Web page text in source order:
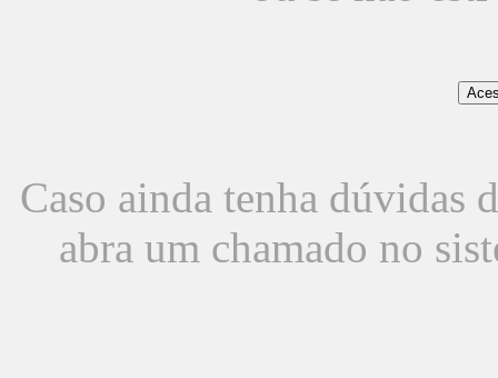
Caso ainda tenha dúvidas
abra um chamado no